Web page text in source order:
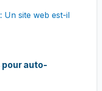
Un site web est-il
pour auto-